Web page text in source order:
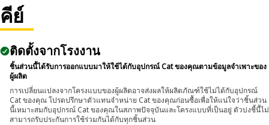
คีย์
ติดตั้งจากโรงงาน
ชิ้นส่วนนี้ได้รับการออกแบบมาให้ใช้ได้กับอุปกรณ์ Cat ของคุณตามข้อมูลจำเพาะของ
ผู้ผลิต
การเปลี่ยนแปลงจากโครงแบบของผู้ผลิตอาจส่งผลให้ผลิตภัณฑ์ใช้ไม่ได้กับอุปกรณ์
Cat ของคุณ โปรดปรึกษาตัวแทนจำหน่าย Cat ของคุณก่อนซื้อเพื่อให้แน่ใจว่าชิ้นส่วน
นี้เหมาะสมกับอุปกรณ์ Cat ของคุณในสภาพปัจจุบันและโครงแบบที่เป็นอยู่ ตัวบ่งชี้นี้ไม่
สามารถรับประกันการใช้ร่วมกันได้กับทุกชิ้นส่วน